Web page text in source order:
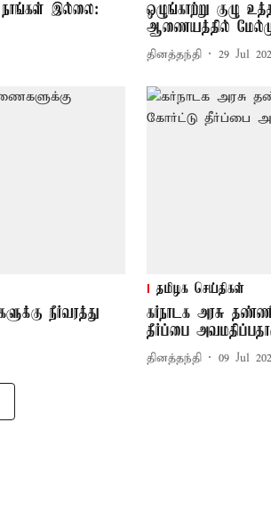
நாங்கள் இல்லை:
ஒழுங்காற்று குழு
ஆணையத்தில்
தினத்தந்தி 29 Jul
நீர்வரத்து
தமிழக செய்திகள்
கர்நாடக அரசு
தீர்ப்பை
தினத்தந்தி 09 Jul